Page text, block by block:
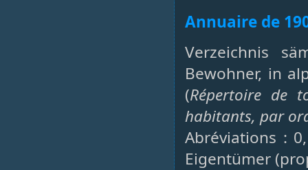
Annuaire de
Verzeichnis
Bewohner, in
(Répertoire de
habitants, par
Abréviations :
Eigentümer